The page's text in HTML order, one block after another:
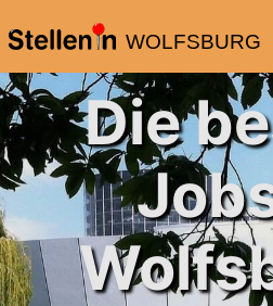
WOLFSBURG
Die